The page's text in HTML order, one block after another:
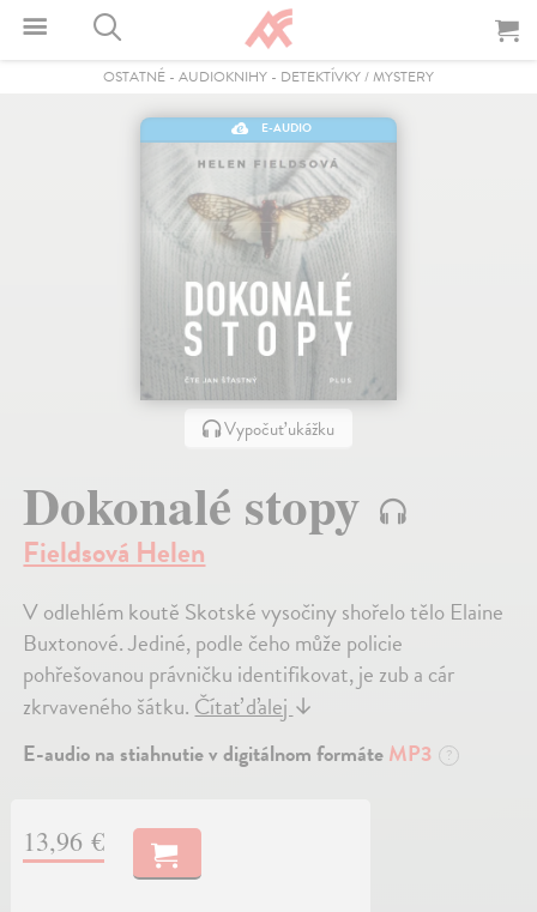
OSTATNÉ - AUDIOKNIHY - DETEKTÍVKY / MYSTERY
E-AUDIO
Vypočuť ukážku
Dokonalé stopy
Fieldsová Helen
V odlehlém koutě Skotské vysočiny shořelo tělo Elaine
Buxtonové. Jediné, podle čeho může policie
pohřešovanou právničku identifikovat, je zub a cár
zkrvaveného šátku.Čítať ďalej↓
E-audio na stiahnutie v digitálnom formáteMP3 ?
13,96 €